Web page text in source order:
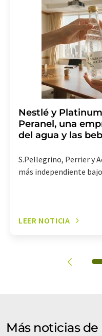
LUMITOS AG, Ernst-
(Alemania) o por correo
revoke@lumitos.com.
electrónico se incluye un
suscripción al boletín
Nestlé y
Peranel, una
del agua y las
S.Pellegrino, Perrier y
más independiente
LEER NOTICIA
Más noticias